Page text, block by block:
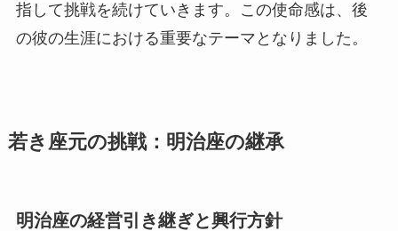
指して挑戦を続けていきます。この使命感は、後
の彼の生涯における重要なテーマとなりました。
若き座元の挑戦：明治座の継承
明治座の経営引き継ぎと興行方針